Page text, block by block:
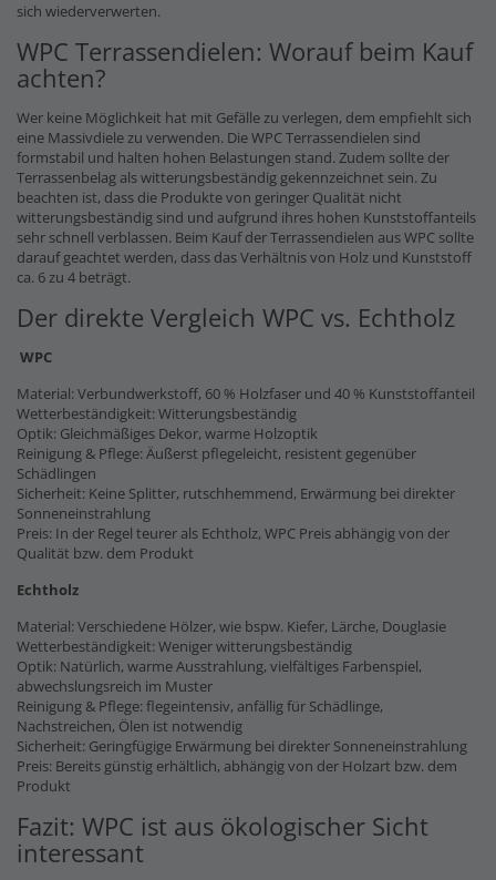
sich wiederverwerten.
WPC Terrassendielen: Worauf beim Kauf
achten?
Wer keine Möglichkeit hat mit Gefälle zu verlegen, dem empfiehlt sich
eine Massivdiele zu verwenden. Die WPC Terrassendielen sind
formstabil und halten hohen Belastungen stand. Zudem sollte der
Terrassenbelag als witterungsbeständig gekennzeichnet sein. Zu
beachten ist, dass die Produkte von geringer Qualität nicht
witterungsbeständig sind und aufgrund ihres hohen Kunststoffanteils
sehr schnell verblassen. Beim Kauf der Terrassendielen aus WPC sollte
darauf geachtet werden, dass das Verhältnis von Holz und Kunststoff
ca. 6 zu 4 beträgt.
Der direkte Vergleich WPC vs. Echtholz
WPC
Material: Verbundwerkstoff, 60 % Holzfaser und 40 % Kunststoffanteil
Wetterbeständigkeit: Witterungsbeständig
Optik: Gleichmäßiges Dekor, warme Holzoptik
Reinigung & Pflege: Äußerst pflegeleicht, resistent gegenüber
Schädlingen
Sicherheit: Keine Splitter, rutschhemmend, Erwärmung bei direkter
Sonneneinstrahlung
Preis: In der Regel teurer als Echtholz, WPC Preis abhängig von der
Qualität bzw. dem Produkt
Echtholz
Material: Verschiedene Hölzer, wie bspw. Kiefer, Lärche, Douglasie
Wetterbeständigkeit: Weniger witterungsbeständig
Optik: Natürlich, warme Ausstrahlung, vielfältiges Farbenspiel,
abwechslungsreich im Muster
Reinigung & Pflege: flegeintensiv, anfällig für Schädlinge,
Nachstreichen, Ölen ist notwendig
Sicherheit: Geringfügige Erwärmung bei direkter Sonneneinstrahlung
Preis: Bereits günstig erhältlich, abhängig von der Holzart bzw. dem
Produkt
Fazit: WPC ist aus ökologischer Sicht
interessant